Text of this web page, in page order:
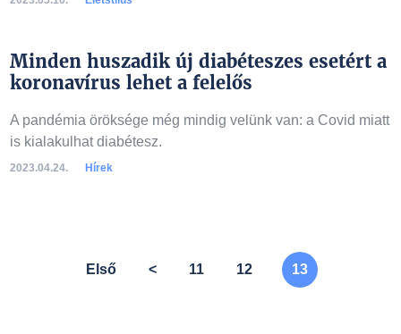
Minden huszadik új diabéteszes esetért a
koronavírus lehet a felelős
A pandémia öröksége még mindig velünk van: a Covid miatt
is kialakulhat diabétesz.
2023.04.24. Hírek
Első < 11 12 13